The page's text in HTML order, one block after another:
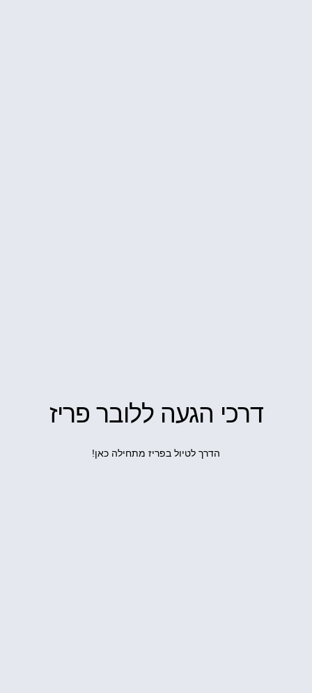
דרכי הגעה ללובר פריז
הדרך לטיול בפריז מתחילה כאן!